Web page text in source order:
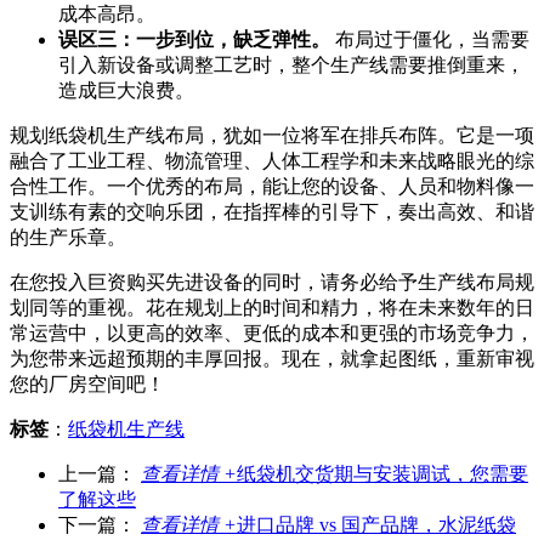
成本高昂。
误区三：一步到位，缺乏弹性。
布局过于僵化，当需要
引入新设备或调整工艺时，整个生产线需要推倒重来，
造成巨大浪费。
规划纸袋机生产线布局，犹如一位将军在排兵布阵。它是一项
融合了工业工程、物流管理、人体工程学和未来战略眼光的综
合性工作。一个优秀的布局，能让您的设备、人员和物料像一
支训练有素的交响乐团，在指挥棒的引导下，奏出高效、和谐
的生产乐章。
在您投入巨资购买先进设备的同时，请务必给予生产线布局规
划同等的重视。花在规划上的时间和精力，将在未来数年的日
常运营中，以更高的效率、更低的成本和更强的市场竞争力，
为您带来远超预期的丰厚回报。现在，就拿起图纸，重新审视
您的厂房空间吧！
标签 ： 纸袋机生产线
上一篇： 查看详情 +纸袋机交货期与安装调试，您需要
了解这些
下一篇：
查看详情 +进口品牌 vs 国产品牌，水泥纸袋